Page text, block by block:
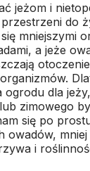
jeżom i
do
mniejszymi
a jeże
ogrodu dla
zimowego
się po
owadów,
i